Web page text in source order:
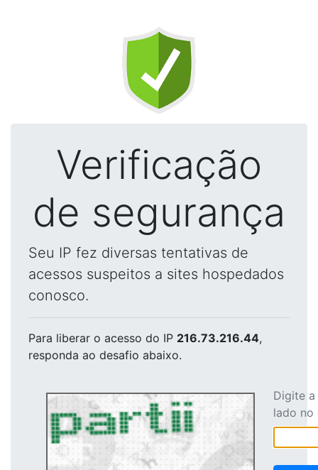
Verificação
de segurança
Seu IP fez diversas tentativas de
acessos suspeitos a sites hospedados
conosco.
Para liberar o acesso do IP 216.73.216.44,
responda ao desafio abaixo.
Digite
lado no